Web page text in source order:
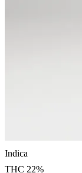
Indica
THC 22%